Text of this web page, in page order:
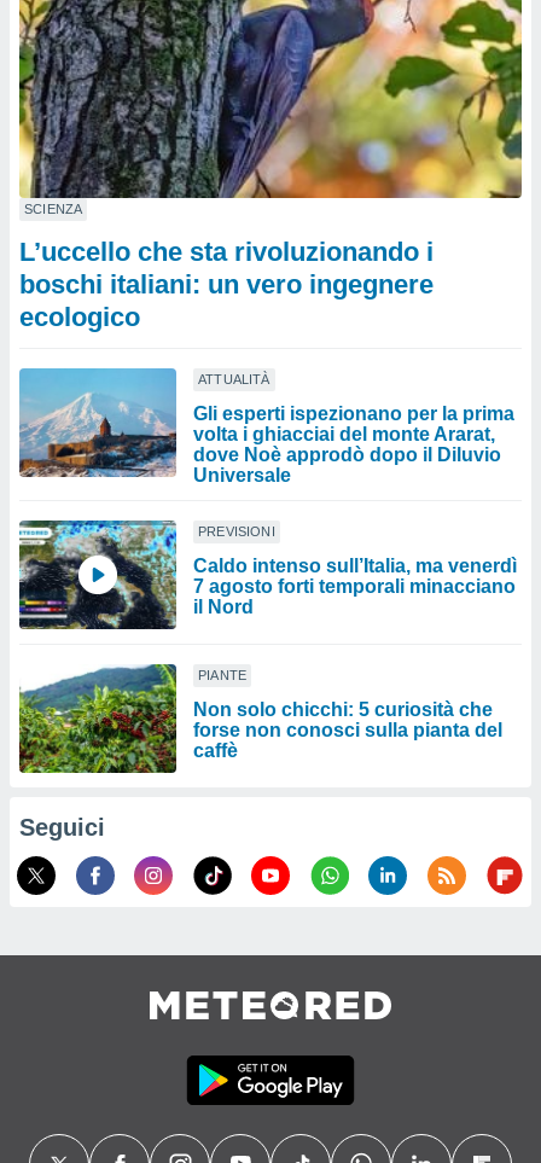
SCIENZA
L’uccello che sta rivoluzionando i
boschi italiani: un vero ingegnere
ecologico
ATTUALITÀ
Gli esperti ispezionano per la prima
volta i ghiacciai del monte Ararat,
dove Noè approdò dopo il Diluvio
Universale
PREVISIONI
Caldo intenso sull’Italia, ma venerdì
7 agosto forti temporali minacciano
il Nord
PIANTE
Non solo chicchi: 5 curiosità che
forse non conosci sulla pianta del
caffè
Seguici